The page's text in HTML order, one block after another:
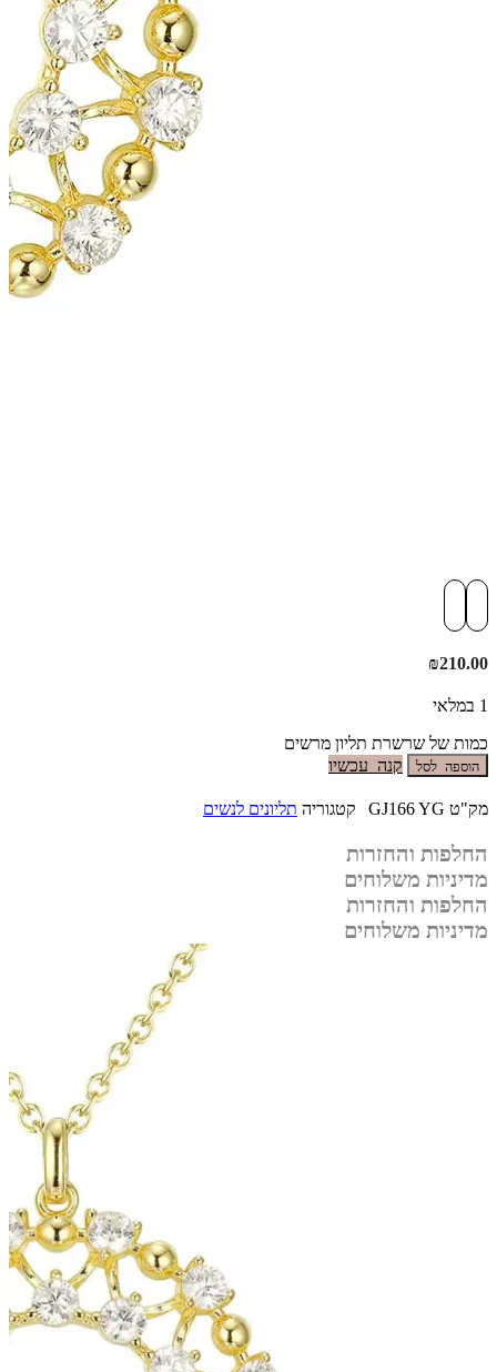
₪210.00
1 במלאי
כמות של שרשרת תליון מרשים
הוספה לסל קנה עכשיו
מק"ט GJ166 YG קטגוריה תליונים לנשים
החלפות והחזרות
מדיניות משלוחים
החלפות והחזרות
מדיניות משלוחים